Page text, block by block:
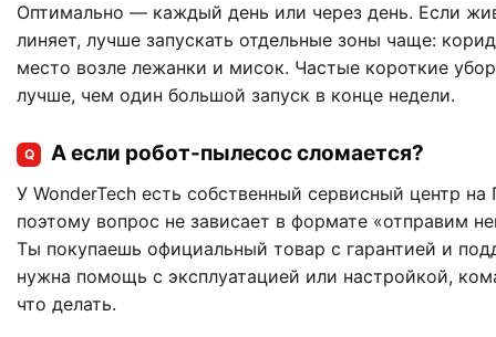
Оптимально — каждый день или через день. Если
линяет, лучше запускать отдельные зоны чаще:
место возле лежанки и мисок. Частые короткие
лучше, чем один большой запуск в конце недели.
Q А если робот-пылесос сломается?
У WonderTech есть собственный сервисный центр
поэтому вопрос не зависает в формате «отправим
Ты покупаешь официальный товар с гарантией и
нужна помощь с эксплуатацией или настройкой,
что делать.